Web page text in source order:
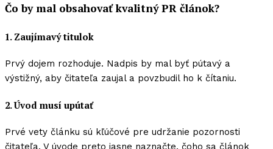
Čo by mal obsahovať kvalitný PR článok?
1. Zaujímavý titulok
Prvý dojem rozhoduje. Nadpis by mal byť pútavý a
výstižný, aby čitateľa zaujal a povzbudil ho k čítaniu.
2. Úvod musí upútať
Prvé vety článku sú kľúčové pre udržanie pozornosti
čitateľa. V úvode preto jasne naznačte, čoho sa článok